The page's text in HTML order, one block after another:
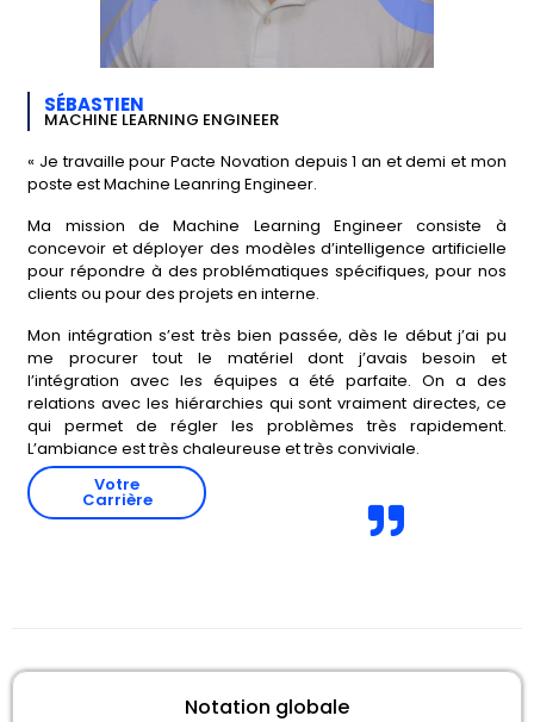
SÉBASTIEN
MACHINE LEARNING ENGINEER
« Je travaille pour Pacte Novation depuis 1 an et demi et mon
poste est Machine Leanring Engineer.
Ma mission de Machine Learning Engineer consiste à
concevoir et déployer des modèles d’intelligence artificielle
pour répondre à des problématiques spécifiques, pour nos
clients ou pour des projets en interne.
Mon intégration s’est très bien passée, dès le début j’ai pu
me procurer tout le matériel dont j’avais besoin et
l’intégration avec les équipes a été parfaite. On a des
relations avec les hiérarchies qui sont vraiment directes, ce
qui permet de régler les problèmes très rapidement.
L’ambiance est très chaleureuse et très conviviale.
Votre
Carrière
Notation globale